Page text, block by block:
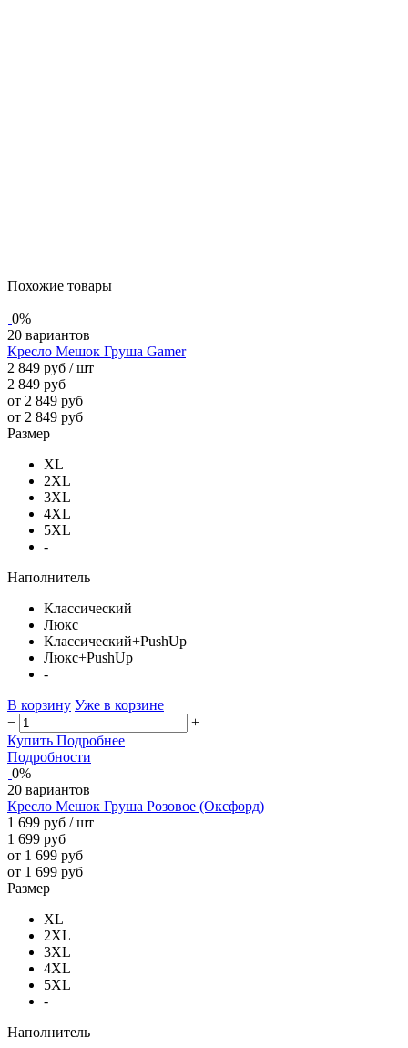
Похожие товары
0%
20 вариантов
Кресло Мешок Груша Gamer
2 849 руб / шт
2 849 руб
от 2 849 руб
от 2 849 руб
Размер
XL
2XL
3XL
4XL
5XL
-
Наполнитель
Классический
Люкс
Классический+PushUp
Люкс+PushUp
-
В корзину Уже в корзине
−
+
Купить Подробнее
Подробности
0%
20 вариантов
Кресло Мешок Груша Розовое (Оксфорд)
1 699 руб / шт
1 699 руб
от 1 699 руб
от 1 699 руб
Размер
XL
2XL
3XL
4XL
5XL
-
Наполнитель